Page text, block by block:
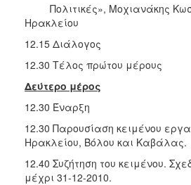
Πολιτικές», Μοχιανάκης
Ηρακλείου
12.15 Διάλογος
12.30 Τέλος πρώτου μέρους
Δεύτερο μέρος
12.30 Έναρξη
12.30 Παρουσίαση κειμένου
Ηρακλείου, Βόλου και Καβάλας.
12.40 Συζήτηση του κειμένου.
μέχρι 31-12-2010.